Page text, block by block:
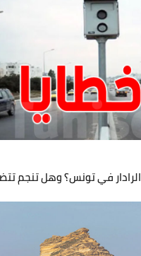
في تونس؟ وهل تنجم